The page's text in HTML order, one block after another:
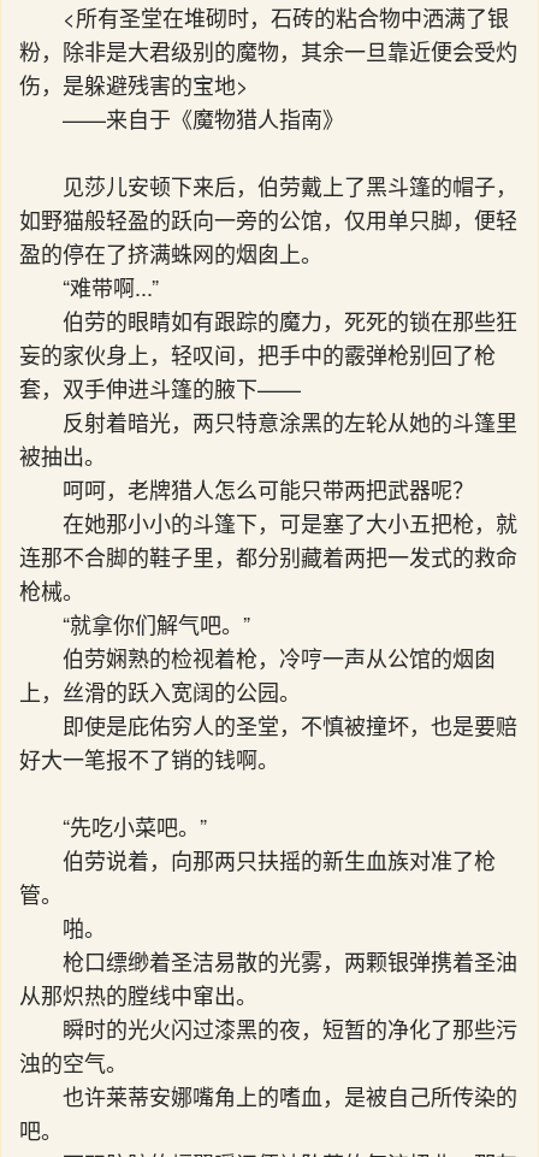
<所有圣堂在堆砌时，石砖的粘合物中洒满了银
粉，除非是大君级别的魔物，其余一旦靠近便会受灼
伤，是躲避残害的宝地>
——来自于《魔物猎人指南》
见莎儿安顿下来后，伯劳戴上了黑斗篷的帽子，
如野猫般轻盈的跃向一旁的公馆，仅用单只脚，便轻
盈的停在了挤满蛛网的烟囱上。
“难带啊...”
伯劳的眼睛如有跟踪的魔力，死死的锁在那些狂
妄的家伙身上，轻叹间，把手中的霰弹枪别回了枪
套，双手伸进斗篷的腋下——
反射着暗光，两只特意涂黑的左轮从她的斗篷里
被抽出。
呵呵，老牌猎人怎么可能只带两把武器呢？
在她那小小的斗篷下，可是塞了大小五把枪，就
连那不合脚的鞋子里，都分别藏着两把一发式的救命
枪械。
“就拿你们解气吧。”
伯劳娴熟的检视着枪，冷哼一声从公馆的烟囱
上，丝滑的跃入宽阔的公园。
即使是庇佑穷人的圣堂，不慎被撞坏，也是要赔
好大一笔报不了销的钱啊。
“先吃小菜吧。”
伯劳说着，向那两只扶摇的新生血族对准了枪
管。
啪。
枪口缥缈着圣洁易散的光雾，两颗银弹携着圣油
从那炽热的膛线中窜出。
瞬时的光火闪过漆黑的夜，短暂的净化了那些污
浊的空气。
也许莱蒂安娜嘴角上的嗜血，是被自己所传染的
吧。